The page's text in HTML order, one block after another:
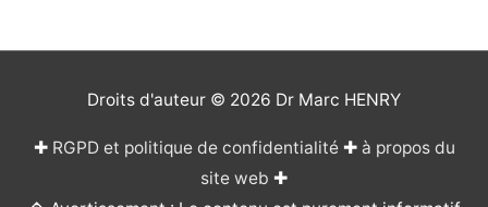
Droits d'auteur © 2026 Dr Marc HENRY
✚ RGPD et politique de confidentialité✚ à propos du
site web ✚